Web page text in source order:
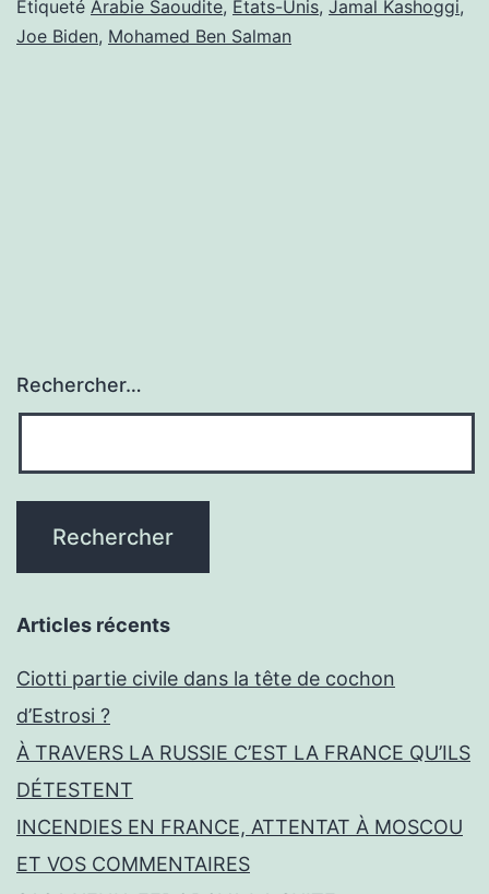
Étiqueté Arabie Saoudite, États-Unis, Jamal Kashoggi,
Joe Biden, Mohamed Ben Salman
Rechercher…
Articles récents
Ciotti partie civile dans la tête de cochon
d’Estrosi ?
À TRAVERS LA RUSSIE C’EST LA FRANCE QU’ILS
DÉTESTENT
INCENDIES EN FRANCE, ATTENTAT À MOSCOU
ET VOS COMMENTAIRES